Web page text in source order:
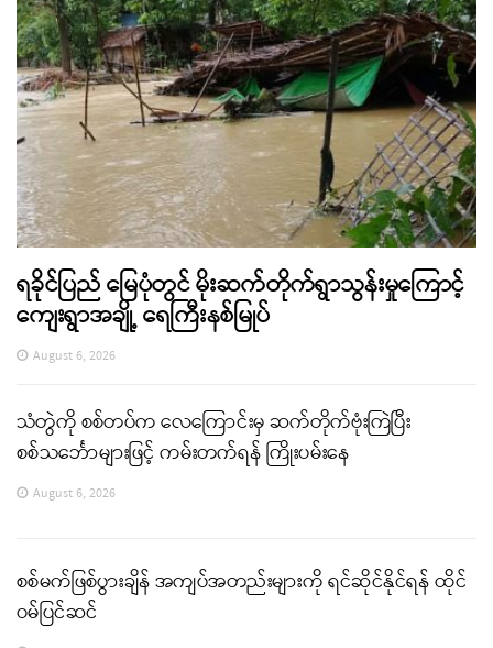
ရခိုင်ပြည် မြေပုံတွင် မိုးဆက်တိုက်ရွာသွန်းမှုကြောင့်
ကျေးရွာအချို့ ရေကြီးနစ်မြုပ်
August 6, 2026
သံတွဲကို စစ်တပ်က လေကြောင်းမှ ဆက်တိုက်ဗုံးကြဲပြီး
စစ်သင်္ဘောများဖြင့် ကမ်းတက်ရန် ကြိုးပမ်းနေ
August 6, 2026
စစ်မက်ဖြစ်ပွားချိန် အကျပ်အတည်းများကို ရင်ဆိုင်နိုင်ရန် ထိုင်
ဝမ်ပြင်ဆင်